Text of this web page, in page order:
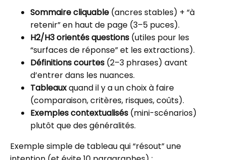
Sommaire cliquable (ancres stables) + “à
retenir” en haut de page (3–5 puces).
H2/H3 orientés questions (utiles pour les
“surfaces de réponse” et les extractions).
Définitions courtes (2–3 phrases) avant
d’entrer dans les nuances.
Tableauxquand il y a un choix à faire
(comparaison, critères, risques, coûts).
Exemples contextualisés (mini-scénarios)
plutôt que des généralités.
Exemple simple de tableau qui “résout” une